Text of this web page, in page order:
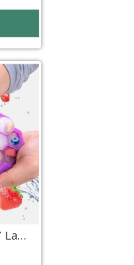
1PCS Honeycomb 37 Lattice Tray Maker With Lid DIY Ice Mold Ice Cube Maker Non-toxic Durable Bar Pub Wine Ice Blocks Maker suggest a interesting nam - KD105